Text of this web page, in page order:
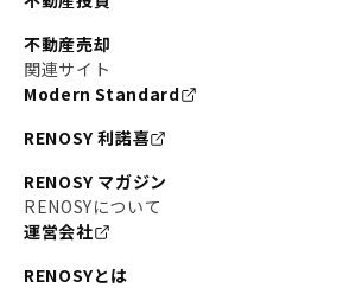
不動産売却
関連サイト
Modern Standard
RENOSY 利諾喜
RENOSY マガジン
RENOSYについて
運営会社
RENOSYとは